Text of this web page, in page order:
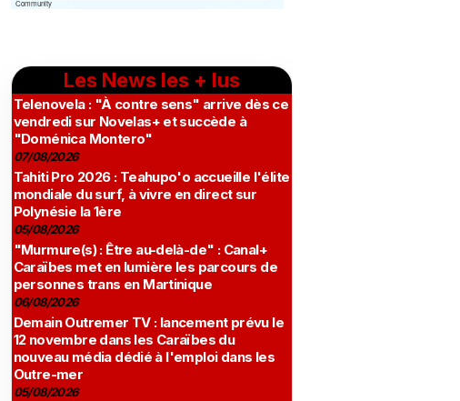
Les News les + lus
Telenovela : "À contre sens" arrive dès ce
vendredi sur Novelas+ et succède à
"Doménica Montero"
07/08/2026
Tahiti Pro 2026 : Teahupo'o accueille l'élite
mondiale du surf, à vivre en direct sur
Polynésie la 1ère
05/08/2026
"Murmure(s) : Être au-delà-de" : Canal+
Caraïbes met en lumière les parcours de
personnes trans en Martinique
06/08/2026
Demain Outremer TV : lancement prévu le
12 novembre dans les Caraïbes du
nouveau média dédié à l'emploi dans les
Outre-mer
05/08/2026